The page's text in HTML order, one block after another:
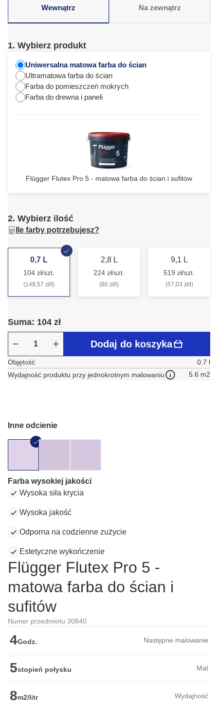
Wewnątrz Na zewnątrz
1. Wybierz produkt
Uniwersalna matowa farba do ścian
Ultramatowa farba do ścian
Farba do pomieszczeń mokrych
Farba do drewna i paneli
Flügger Flutex Pro 5 - matowa farba do ścian i sufitów
2. Wybierz ilość
Ile farby potrzebujesz?
0,7 L
104 zł/szt.
(148,57 zł/l)
2,8 L
224 zł/szt.
(80 zł/l)
9,1 L
519 zł/szt.
(57,03 zł/l)
Suma: 104 zł
Dodaj do koszyka
Objętość
0.7 l
Wydajność produktu przy jednokrotnym malowaniu
5.6 m2
Inne odcienie
Farba wysokiej jakości
Wysoka siła krycia
Wysoka jakość
Odporna na codzienne zużycie
Estetyczne wykończenie
Flügger Flutex Pro 5 -
matowa farba do ścian i
sufitów
Numer przedmiotu 30840
4Godz. Następne malowanie
5stopień połysku Mat
8m2/litr Wydajność